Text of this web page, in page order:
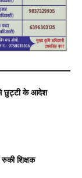
छुट्टी के आदेश
शिक्षक